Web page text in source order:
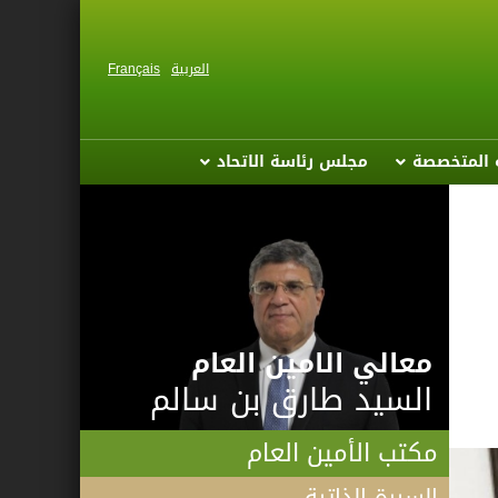
العربية Français
المتخصصة مجلس رئاسة الاتحاد
معالي الامين العام
السيد طارق بن سالم
مكتب الأمين العام